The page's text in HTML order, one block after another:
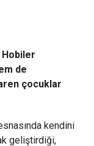
de
çocuklar
kendini
geliştirdiği,